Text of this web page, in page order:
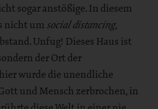
sogar anstößige. In diesem
nicht umsocial distancing,
Unfug! Dieses Haus ist
der Ort der
wurde die unendliche
und Mensch zerbrochen, in